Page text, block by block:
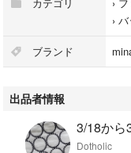
›
ブランド
出品者情報
3/18から
Dotholic